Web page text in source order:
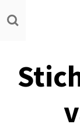
Ga
direct
hoofdinhoud